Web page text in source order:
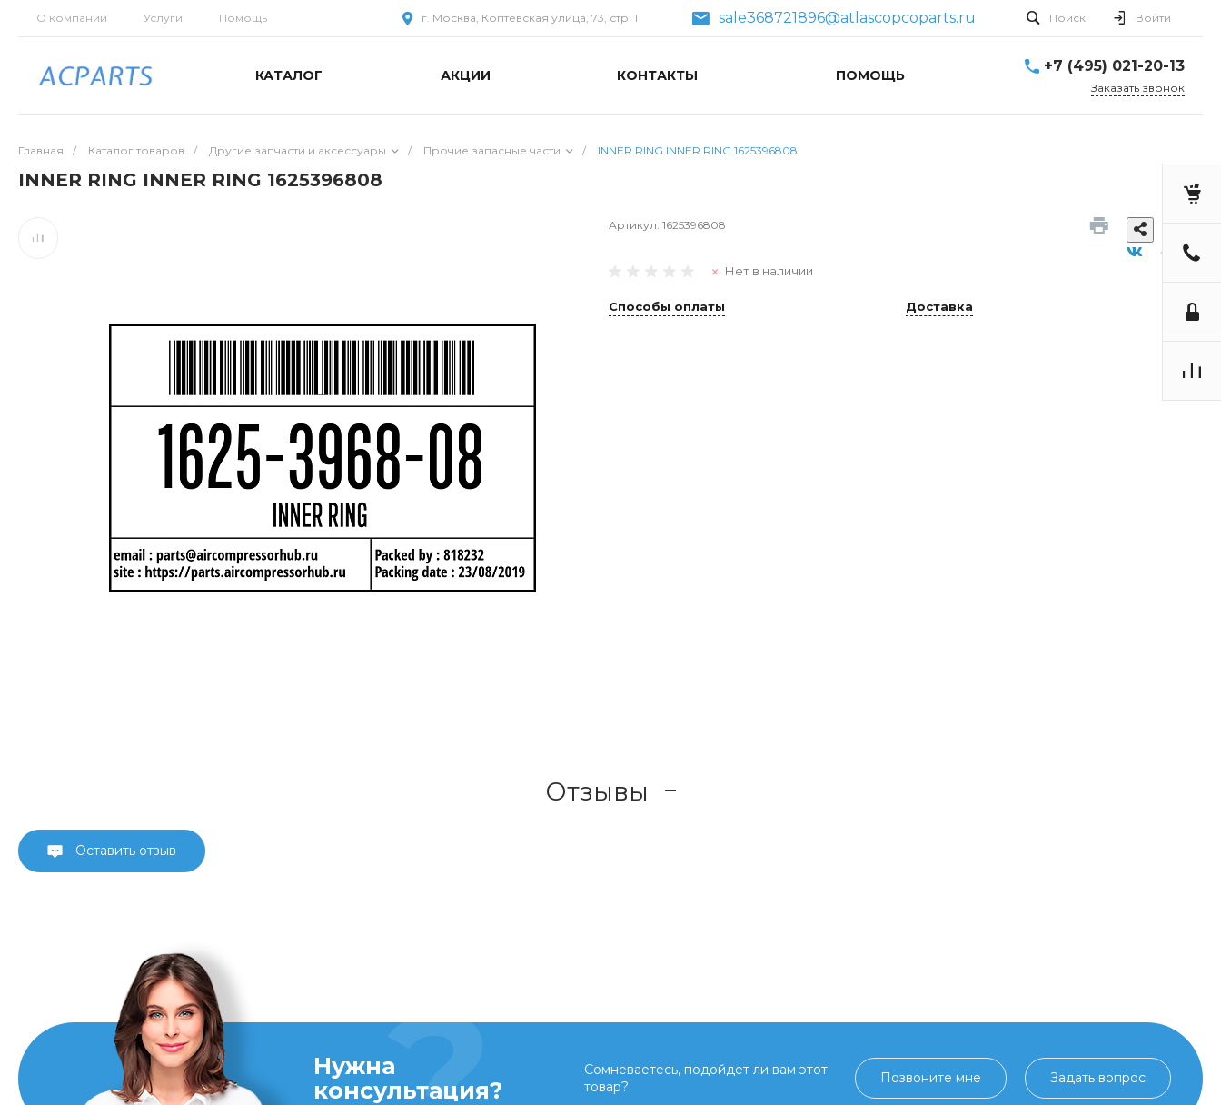
О компании Услуги Помощь г. Москва, Коптевская улица, 73, стр. 1 sale368721896@atlascopcoparts.ru Поиск Войти
КАТАЛОГ АКЦИИ КОНТАКТЫ ПОМОЩЬ
+7 (495) 021-20-13
Заказать звонок
Главная / Каталог товаров / Другие запчасти и аксессуары / Прочие запасные части / INNER RING INNER RING 1625396808
INNER RING INNER RING 1625396808
Артикул: 1625396808
Нет в наличии
Способы оплаты Доставка
Отзывы
Оставить отзыв
Нужна
консультация?
Сомневаетесь, подойдет ли вам этот
товар?
Позвоните мне Задать вопрос